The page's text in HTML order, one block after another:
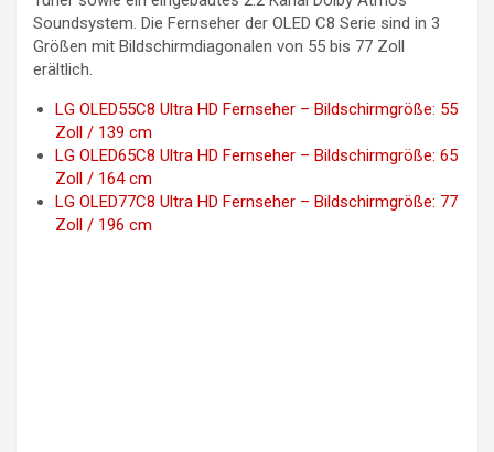
Soundsystem. Die Fernseher der OLED C8 Serie sind in 3
Größen mit Bildschirmdiagonalen von 55 bis 77 Zoll
erältlich.
LG OLED55C8 Ultra HD Fernseher – Bildschirmgröße: 55
Zoll / 139 cm
LG OLED65C8 Ultra HD Fernseher – Bildschirmgröße: 65
Zoll / 164 cm
LG OLED77C8 Ultra HD Fernseher – Bildschirmgröße: 77
Zoll / 196 cm